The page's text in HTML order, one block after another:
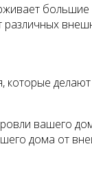
вашего
дома от